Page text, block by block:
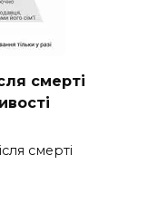
смерті
смерті